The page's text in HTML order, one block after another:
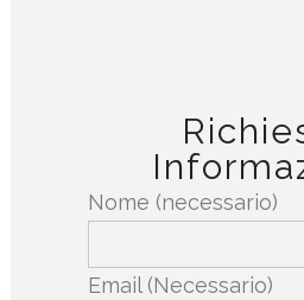
Nome (necessario)
Email (Necessario)